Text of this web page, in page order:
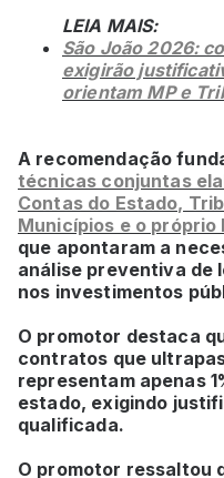
LEIA MAIS:
São João 2026:
exigirão
orientam MP e
A recomendação
técnicas conjuntas
Contas do Estado,
Municípios e o
que apontaram a
análise preventiva de
nos investimentos
O promotor destaca
contratos que
representam apenas
estado, exigindo
qualificada.
O promotor ressaltou